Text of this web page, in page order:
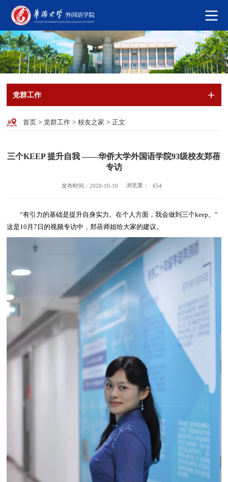
党群工作
首页 > 党群工作 > 校友之家 > 正文
三个KEEP 提升自我 ——华侨大学外国语学院93级校友郑蓓
专访
发布时间：2020-10-10 浏览量： 654
“有引力的基础是提升自身实力。在个人方面，我会做到三个keep。”
这是10月7日的视频专访中，郑蓓师姐给大家的建议。